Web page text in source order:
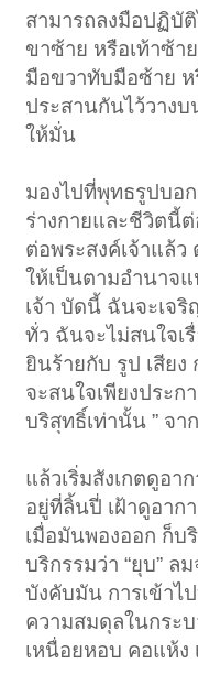
สามารถลงมือปฏิบั
ขาซ้าย หรือเท้าซ้า
มือขวาทับมือซ้าย
ประสานกันไว้วาง
ให้มั่น
มองไปที่พุทธรูปบอ
ร่างกายและชีวิตนี้ต่
ต่อพระสงค์เจ้าแล้
ให้เป็นตามอำนาจ
เจ้า บัดนี้ ฉันจะเจ
ทั่ว ฉันจะไม่สนใจเ
ยินร้ายกับ รูป เสีย
จะสนใจเพียงประก
บริสุทธิ์เท่านั้น ” จ
แล้วเริ่มสังเกตดูอา
อยู่ที่ลิ้นปี่ เฝ้าดูอาก
เมื่อมันพองออก ก็บ
บริกรรมว่า “ยุบ” ล
บังคับมัน การเข้าไ
ความสมดุลในกระ
เหนื่อยหอบ คอแห้ง